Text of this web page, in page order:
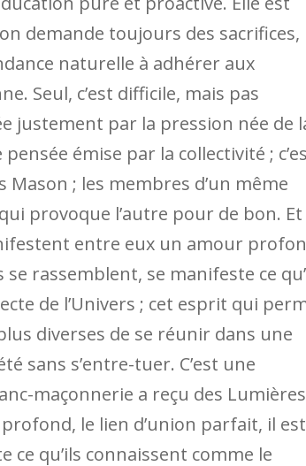
demande toujours des sacrifices,
naturelle à adhérer aux
Seul, c’est difficile, mais pas
justement par la pression née de
émise par la collectivité ;
; les membres d’un même
provoque l’autre pour de bon. Et
entre eux un amour
rassemblent, se manifeste ce
de l’Univers ; cet esprit qui
diverses de se réunir dans une
sans s’entre-tuer. C’est une
maçonnerie a reçu des Lumières
le lien d’union parfait, il est
qu’ils connaissent comme le